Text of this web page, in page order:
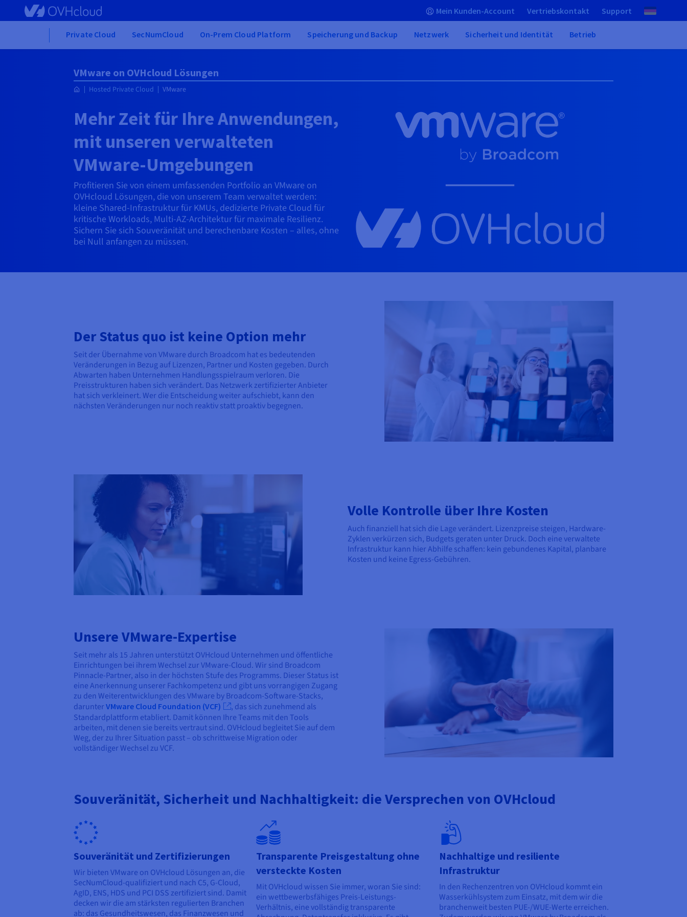
Skip to main content Mein Kunden-Account Vertriebskontakt Support
Private Cloud SecNumCloud On-Prem Cloud Platform Speicherung und Backup Netzwerk Sicherheit und Identität Betrieb
VMware on OVHcloud Lösungen
Hosted Private Cloud VMware
Mehr Zeit für Ihre Anwendungen,
mit unseren verwalteten
VMware-Umgebungen
Profitieren Sie von einem umfassenden Portfolio an VMware on
OVHcloud Lösungen, die von unserem Team verwaltet werden:
kleine Shared-Infrastruktur für KMUs, dedizierte Private Cloud für
kritische Workloads, Multi-AZ-Architektur für maximale Resilienz.
Sichern Sie sich Souveränität und berechenbare Kosten – alles, ohne
bei Null anfangen zu müssen.
Der Status quo ist keine Option mehr
Seit der Übernahme von VMware durch Broadcom hat es bedeutenden
Veränderungen in Bezug auf Lizenzen, Partner und Kosten gegeben. Durch
Abwarten haben Unternehmen Handlungsspielraum verloren. Die
Preisstrukturen haben sich verändert. Das Netzwerk zertifizierter Anbieter
hat sich verkleinert. Wer die Entscheidung weiter aufschiebt, kann den
nächsten Veränderungen nur noch reaktiv statt proaktiv begegnen.
Volle Kontrolle über Ihre Kosten
Auch finanziell hat sich die Lage verändert. Lizenzpreise steigen, Hardware-
Zyklen verkürzen sich, Budgets geraten unter Druck. Doch eine verwaltete
Infrastruktur kann hier Abhilfe schaffen: kein gebundenes Kapital, planbare
Kosten und keine Egress-Gebühren.
Unsere VMware-Expertise
Seit mehr als 15 Jahren unterstützt OVHcloud Unternehmen und öffentliche
Einrichtungen bei ihrem Wechsel zur VMware-Cloud. Wir sind Broadcom
Pinnacle-Partner, also in der höchsten Stufe des Programms. Dieser Status ist
eine Anerkennung unserer Fachkompetenz und gibt uns vorrangigen Zugang
zu den Weiterentwicklungen des VMware by Broadcom-Software-Stacks,
darunterVMware Cloud Foundation (VCF)
, das sich zunehmend als
Standardplattform etabliert. Damit können Ihre Teams mit den Tools
arbeiten, mit denen sie bereits vertraut sind. OVHcloud begleitet Sie auf dem
Weg, der zu Ihrer Situation passt – ob schrittweise Migration oder
vollständiger Wechsel zu VCF.
Souveränität, Sicherheit und Nachhaltigkeit: die Versprechen von OVHcloud
Souveränität und Zertifizierungen
Wir bieten VMware on OVHcloud Lösungen an, die
SecNumCloud-qualifiziert und nach C5, G-Cloud,
AgID, ENS, HDS und PCI DSS zertifiziert sind. Damit
decken wir die am stärksten regulierten Branchen
ab: das Gesundheitswesen, das Finanzwesen und
Transparente Preisgestaltung ohne
versteckte Kosten
Mit OVHcloud wissen Sie immer, woran Sie sind:
ein wettbewerbsfähiges Preis-Leistungs-
Verhältnis, eine vollständig transparente
Nachhaltige und resiliente
Infrastruktur
In den Rechenzentren von OVHcloud kommt ein
Wasserkühlsystem zum Einsatz, mit dem wir die
branchenweit besten PUE-/WUE-Werte erreichen.